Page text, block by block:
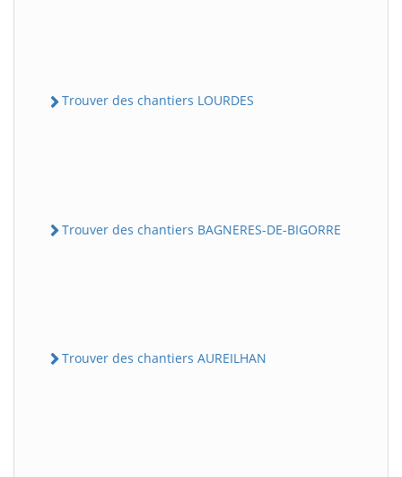
Trouver des chantiers LOURDES
Trouver des chantiers BAGNERES-DE-BIGORRE
Trouver des chantiers AUREILHAN